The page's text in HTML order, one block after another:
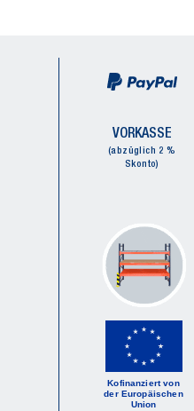
VORKASSE
(abzüglich 2 %
Skonto)
Kofinanziert von
der Europäischen
Union